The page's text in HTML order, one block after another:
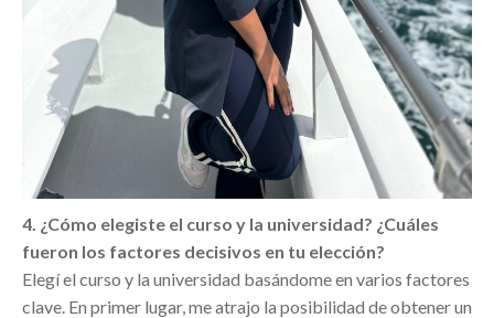
4. ¿Cómo elegiste el curso y la universidad? ¿Cuáles
fueron los factores decisivos en tu elección?
Elegí el curso y la universidad basándome en varios factores
clave. En primer lugar, me atrajo la posibilidad de obtener un